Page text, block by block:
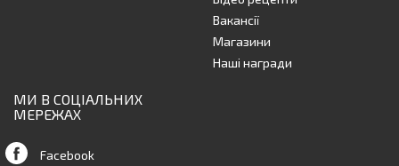
Вакансії
Магазини
Наші награди
МИ В СОЦІАЛЬНИХ
МЕРЕЖАХ
Facebook